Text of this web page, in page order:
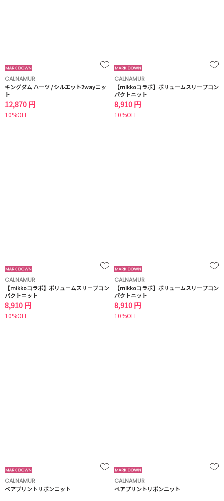
CALNAMUR
キングダム ハーツ / シルエット2wayニッ
ト
12,870 円
10%OFF
CALNAMUR
【mikkoコラボ】ボリュームスリーブコン
パクトニット
8,910 円
10%OFF
CALNAMUR
【mikkoコラボ】ボリュームスリーブコン
パクトニット
8,910 円
10%OFF
CALNAMUR
【mikkoコラボ】ボリュームスリーブコン
パクトニット
8,910 円
10%OFF
CALNAMUR
ベアプリントリボンニット
CALNAMUR
ベアプリントリボンニット